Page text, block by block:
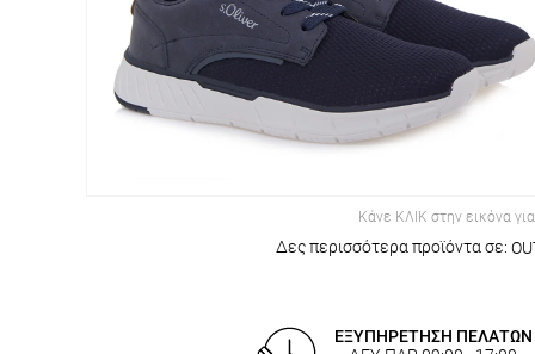
Κάνε ΚΛΙΚ στην εικόνα
Δες περισσότερα προϊόντα σε:
ΕΞΥΠΗΡΕΤΗΣΗ ΠΕΛΑΤΩΝ